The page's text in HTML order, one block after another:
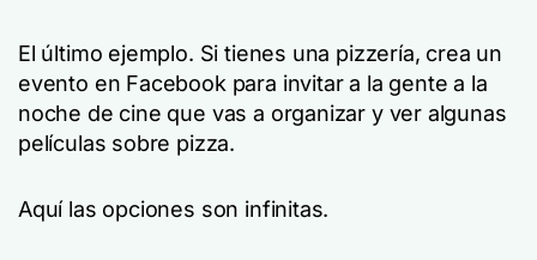
El último ejemplo. Si tienes una pizzería, crea un
evento en Facebook para invitar a la gente a la
noche de cine que vas a organizar y ver algunas
películas sobre pizza.
Aquí las opciones son infinitas.